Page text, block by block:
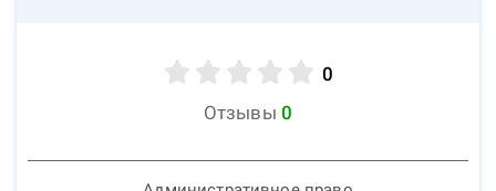
0
Отзывы 0